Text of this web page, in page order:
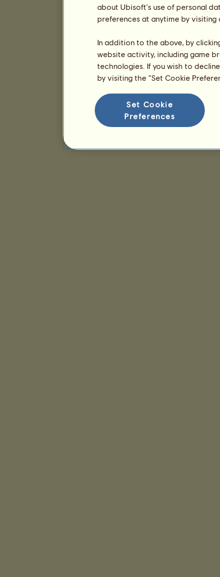
about Ubisoft's use of personal
preferences at anytime by
In addition to the above, by
website activity, including game
technologies. If you wish to
by visiting the “Set Cookie
Set Cookie
Preferences